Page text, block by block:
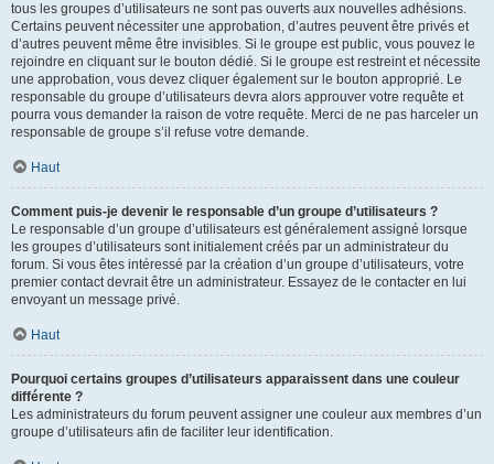
tous les groupes d’utilisateurs ne sont pas ouverts aux nouvelles adhésions.
Certains peuvent nécessiter une approbation, d’autres peuvent être privés et
d’autres peuvent même être invisibles. Si le groupe est public, vous pouvez le
rejoindre en cliquant sur le bouton dédié. Si le groupe est restreint et nécessite
une approbation, vous devez cliquer également sur le bouton approprié. Le
responsable du groupe d’utilisateurs devra alors approuver votre requête et
pourra vous demander la raison de votre requête. Merci de ne pas harceler un
responsable de groupe s’il refuse votre demande.
Haut
Comment puis-je devenir le responsable d’un groupe d’utilisateurs ?
Le responsable d’un groupe d’utilisateurs est généralement assigné lorsque
les groupes d’utilisateurs sont initialement créés par un administrateur du
forum. Si vous êtes intéressé par la création d’un groupe d’utilisateurs, votre
premier contact devrait être un administrateur. Essayez de le contacter en lui
envoyant un message privé.
Haut
Pourquoi certains groupes d’utilisateurs apparaissent dans une couleur
différente ?
Les administrateurs du forum peuvent assigner une couleur aux membres d’un
groupe d’utilisateurs afin de faciliter leur identification.